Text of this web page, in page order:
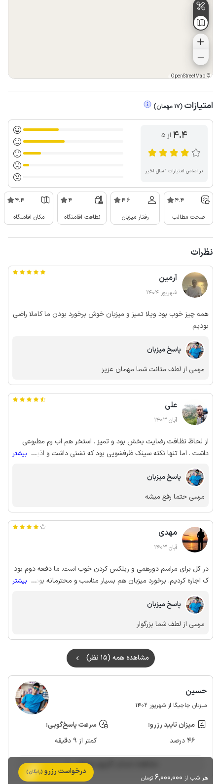
©
OpenStreetMap
امتیازات (
17 مهمان)
4.4 از ۵
بر اساس امتیازات ۱ سال اخیر
4.4
صحت مطالب
4.6
رفتار میزبان
4
نظافت اقامتگاه
4.4
مکان اقامتگاه
نظرات
آرمین
شهریور 1404
همه چیز خوب بود ویلا تمیز و میزبان خوش برخورد بودن ما کاملا راضی
بودیم
پاسخ میزبان
مرسی از لطف متانت شما مهمان عزیز
علی
آبان 1403
از لحاظ نظافت رضایت بخش بود و تمیز . استخر هم اب رم مطبوعی
داشت . اما تنها نکته سینک ظرفشویی بود که نشتی داشت و اذیت کننده
... بیشتر
پاسخ میزبان
مرسی حتما رفع میشه
مهدی
آبان 1403
در کل برای مراسم دورهمی و ریلکس کردن خوب است. ما دفعه دوم بود
ک اجاره کردیم. برخورد میزبان هم بسیار مناسب و محترمانه بود. آب
... بیشتر
پاسخ میزبان
مرسی از لطف شما بزرگوار
مشاهده همه (15 نظر)
حسین
میزبان جاجیگا از شهریور 1402
میزان تایید رزرو:
46 درصد
سرعت پاسخ‌گویی:
کمتر از 9 دقیقه
مشاهده حساب کاربری میزبان
هر شب از 6٬000٬000 تومان
درخواست رزرو (رایگان)